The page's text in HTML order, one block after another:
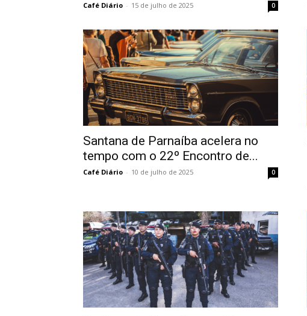
Café Diário - 15 de julho de 2025 0
Santana de Parnaíba acelera no
tempo com o 22º Encontro de...
Café Diário - 10 de julho de 2025 0